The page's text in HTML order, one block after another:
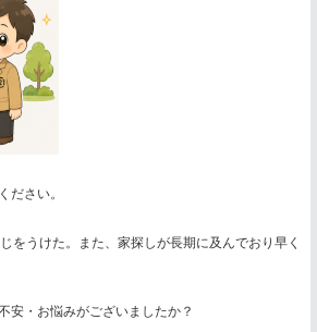
ださい。
をうけた。また、家探しが長期に及んでおり早く
安・お悩みがございましたか？